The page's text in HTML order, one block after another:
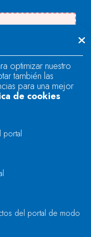
el campo
el campo
optimizar nuestro
también las
para una mejor
de cookies
portal
del portal de modo